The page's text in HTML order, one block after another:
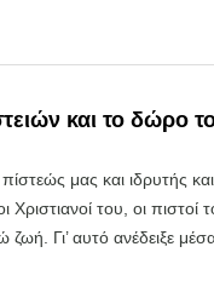
και το δώρο
μας και ιδρυτής
Χριστιανοί του, οι
ζωή. Γι’ αυτό ανέδειξε